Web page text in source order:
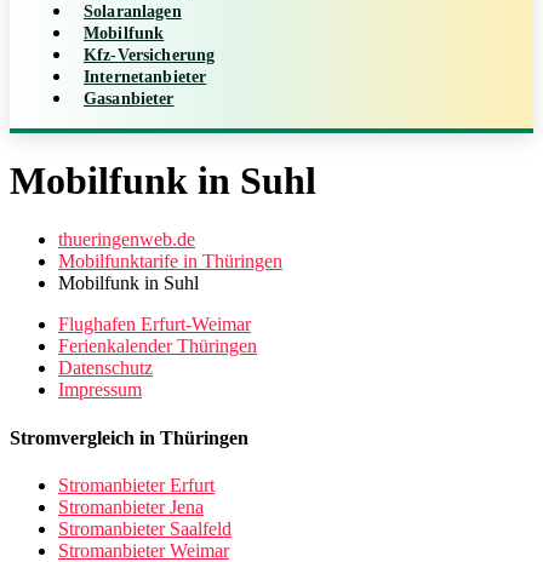
Solaranlagen
Mobilfunk
Kfz-Versicherung
Internetanbieter
Gasanbieter
Mobilfunk in Suhl
thueringenweb.de
Mobilfunktarife in Thüringen
Mobilfunk in Suhl
Flughafen Erfurt-Weimar
Ferienkalender Thüringen
Datenschutz
Impressum
Stromvergleich in Thüringen
Stromanbieter Erfurt
Stromanbieter Jena
Stromanbieter Saalfeld
Stromanbieter Weimar